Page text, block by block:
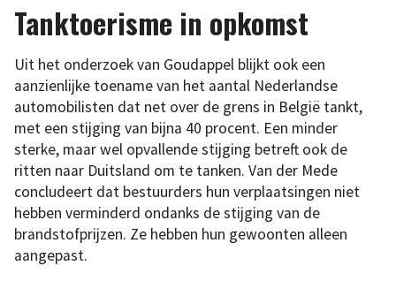
Tanktoerisme in opkomst
Uit het onderzoek van Goudappel blijkt ook een
aanzienlijke toename van het aantal Nederlandse
automobilisten dat net over de grens in België tankt,
met een stijging van bijna 40 procent. Een minder
sterke, maar wel opvallende stijging betreft ook de
ritten naar Duitsland om te tanken. Van der Mede
concludeert dat bestuurders hun verplaatsingen niet
hebben verminderd ondanks de stijging van de
brandstofprijzen. Ze hebben hun gewoonten alleen
aangepast.